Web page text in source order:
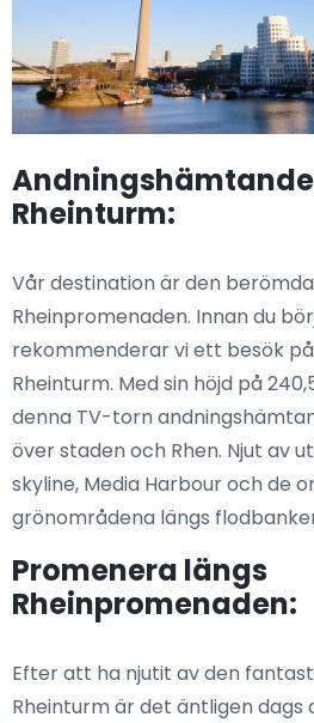
Rheinturm:
Vår destination är den
Rheinpromenaden. Innan du
rekommenderar vi ett besök
Rheinturm. Med sin höjd på
denna TV-torn
över staden och Rhen. Njut av
skyline, Media Harbour och de
grönområdena längs
Promenera längs
Rheinpromenaden:
Efter att ha njutit av den
Rheinturm är det äntligen dags